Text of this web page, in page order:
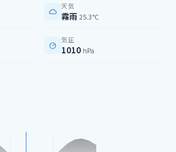
天気
霧雨25.3°C
気圧
1010 hPa